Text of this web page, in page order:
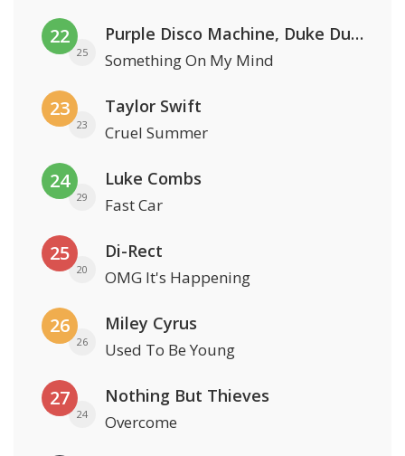
22
25
Purple Disco Machine, Duke Dumont & Nothing But Thieves
Something On My Mind
23
23
Taylor Swift
Cruel Summer
24
29
Luke Combs
Fast Car
25
20
Di-Rect
OMG It's Happening
26
26
Miley Cyrus
Used To Be Young
27
24
Nothing But Thieves
Overcome